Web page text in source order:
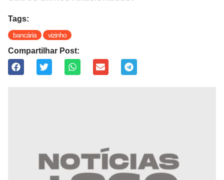
Tags:
bancária vizinho
Compartilhar Post: